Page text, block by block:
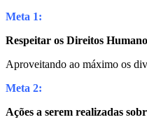
Meta 1:
Respeitar os Direitos
Aproveitando ao máximo os
Meta 2:
Ações a serem realizadas